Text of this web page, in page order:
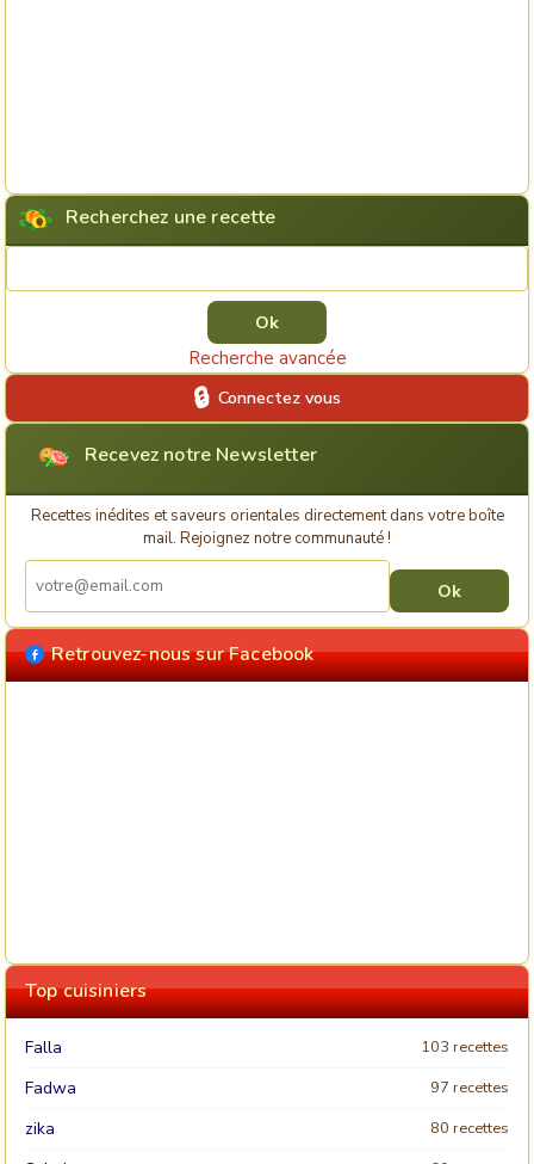
Recherchez une recette
Recherche avancée
Connectez vous
Recevez notre Newsletter
Recettes inédites et saveurs orientales directement dans votre boîte
mail. Rejoignez notre communauté !
Retrouvez-nous sur Facebook
Top cuisiniers
Falla 103 recettes
Fadwa 97 recettes
zika 80 recettes